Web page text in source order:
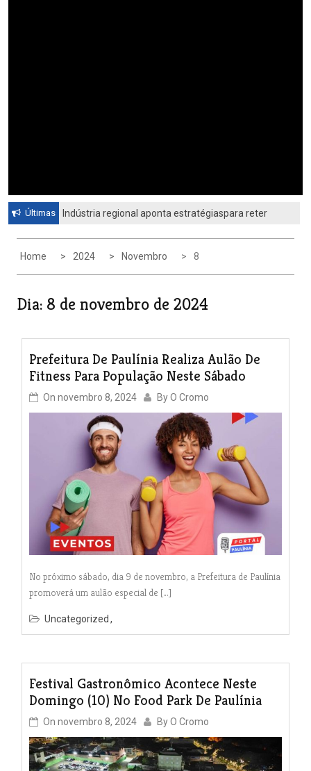
Últimas
Indústria regional aponta estratégiaspara reter
Home
2024 Novembro 8
Dia: 8 de novembro de 2024
Prefeitura De Paulínia Realiza Aulão De
Fitness Para População Neste Sábado
On novembro 8, 2024 ByO Cromo
No próximo sábado, dia 9 de novembro, a Prefeitura de Paulínia
promoverá um aulão especial de […]
Uncategorized
Festival Gastronômico Acontece Neste
Domingo (10) No Food Park De Paulínia
On novembro 8, 2024 ByO Cromo